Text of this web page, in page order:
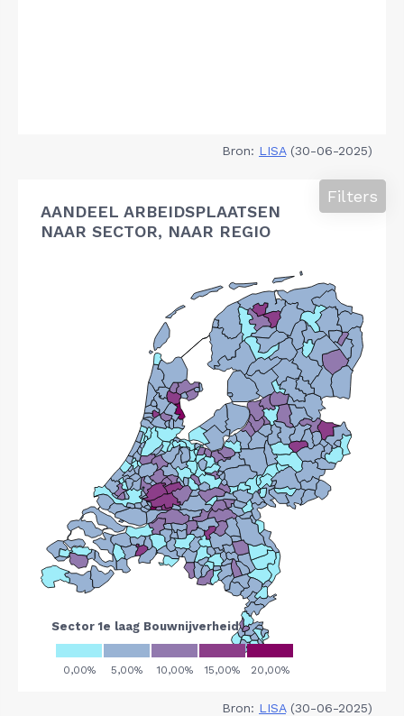
Bron: LISA(30-06-2025)
AANDEEL ARBEIDSPLAATSEN
NAAR SECTOR, NAAR REGIO
Filters
Bron: LISA(30-06-2025)